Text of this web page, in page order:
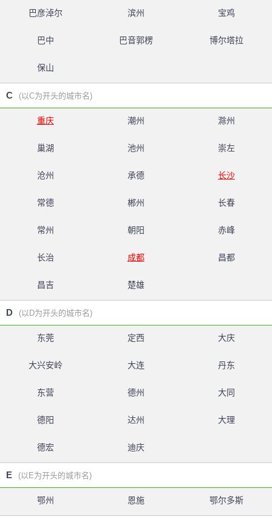
巴彦淖尔 滨州 宝鸡
巴中 巴音郭楞 博尔塔拉
保山
C (以C为开头的城市名)
重庆 潮州 滁州
巢湖 池州 崇左
沧州 承德 长沙
常德 郴州 长春
常州 朝阳 赤峰
长治 成都 昌都
昌吉 楚雄
D (以D为开头的城市名)
东莞 定西 大庆
大兴安岭 大连 丹东
东营 德州 大同
德阳 达州 大理
德宏 迪庆
E (以E为开头的城市名)
鄂州 恩施 鄂尔多斯